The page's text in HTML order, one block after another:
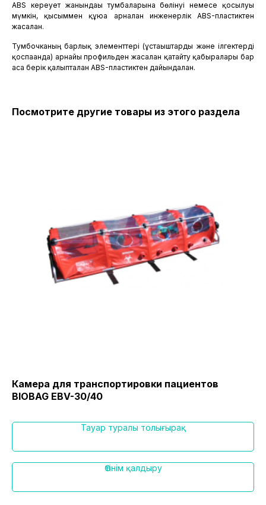
ABS кереует жанындағы тумбаларына бөлінуі немесе қосылуы
мүмкін, қысыммен құюға арналған инженерлік ABS-пластиктен
жасалған.
Тумбочканың барлық элементтері (ұстағыштарды және ілгектерді
қоспағанда) арнайы профильден жасалған қатайту қабырғалары бар
аса берік қалыпталған ABS-пластиктен дайындалған.
Посмотрите другие товары из этого раздела
Камера для транспортировки пациентов
BIOBAG EBV-30/40
Тауар туралы толығырақ
Өтінім қалдыру